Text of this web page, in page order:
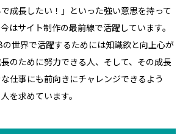
成長したい！」といった強い意思を持って
はサイト制作の最前線で活躍しています。
の世界で活躍するためには知識欲と向上心が
のために努力できる人、そして、その成長
仕事にも前向きにチャレンジできるよう
を求めています。